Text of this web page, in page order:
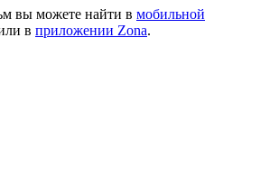
вы можете найти в мобильной
в приложении Zona.